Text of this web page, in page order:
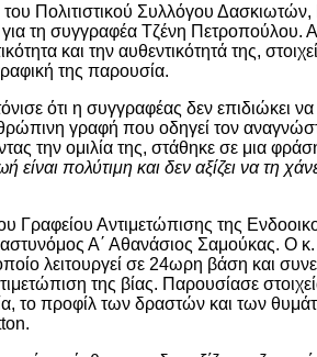
Πολιτιστικού Συλλόγου Δασκιωτών,
για τη συγγραφέα Τζένη Πετροπούλου.
και την αυθεντικότητά της,
της παρουσία.
ότι η συγγραφέας δεν επιδιώκει
γραφή που οδηγεί τον
την ομιλία της, στάθηκε σε μια
είναι πολύτιμη και δεν αξίζει να τη
Γραφείου Αντιμετώπισης της
Α΄ Αθανάσιος Σαμούκας. Ο
λειτουργεί σε 24ωρη βάση και
της βίας. Παρουσίασε
το προφίλ των δραστών και των